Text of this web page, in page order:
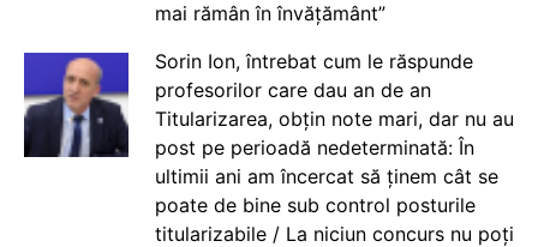
mai rămân în învățământ”
Sorin Ion, întrebat cum le răspunde
profesorilor care dau an de an
Titularizarea, obțin note mari, dar nu au
post pe perioadă nedeterminată: În
ultimii ani am încercat să ținem cât se
poate de bine sub control posturile
titularizabile / La niciun concurs nu poți